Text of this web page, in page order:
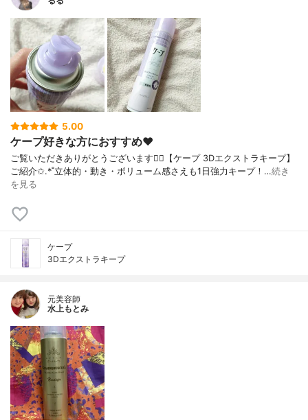
5.00
ケープ好きな方におすすめ❤
⁡⁡⁡ご覧いただきありがとうございます🙇‍♀️⁡⁡⁡⁡【ケープ 3Dエクストラキープ】⁡⁡
ご紹介✩.*˚⁡⁡⁡⁡立体的・動き・ボリューム感さえも1日強力キープ！…続き
を見る
ケープ
3Dエクストラキープ
元美容師
水上もとみ